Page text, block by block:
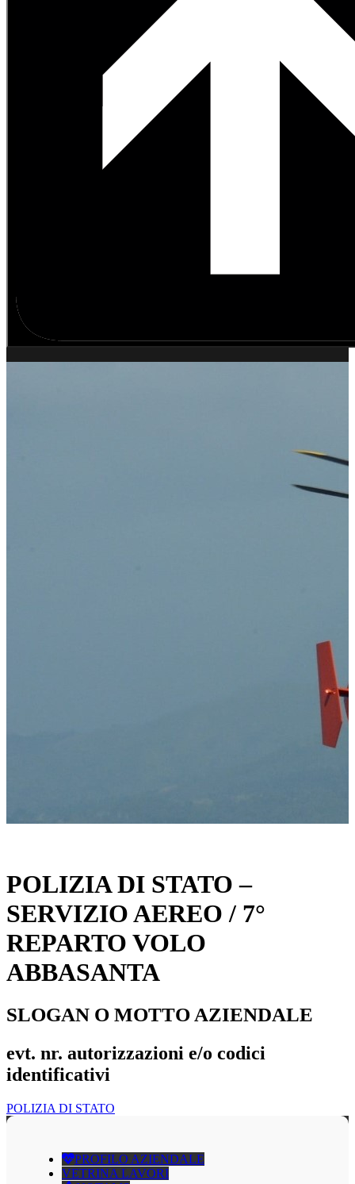
POLIZIA DI STATO –
SERVIZIO AEREO / 7°
REPARTO VOLO
ABBASANTA
SLOGAN O MOTTO AZIENDALE
evt. nr. autorizzazioni e/o codici
identificativi
POLIZIA DI STATO
PROFILO AZIENDALE
VETRINA LAVORI